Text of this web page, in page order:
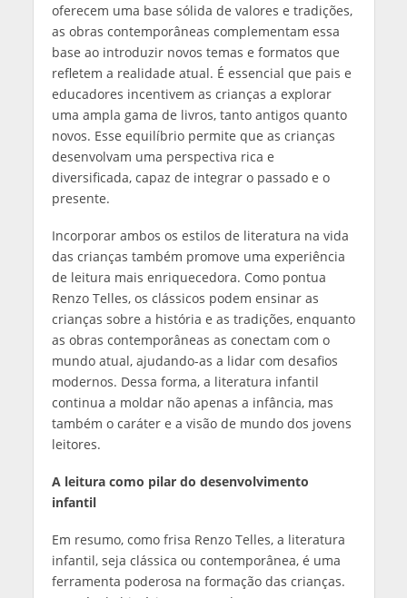
oferecem uma base sólida de valores e tradições,
as obras contemporâneas complementam essa
base ao introduzir novos temas e formatos que
refletem a realidade atual. É essencial que pais e
educadores incentivem as crianças a explorar
uma ampla gama de livros, tanto antigos quanto
novos. Esse equilíbrio permite que as crianças
desenvolvam uma perspectiva rica e
diversificada, capaz de integrar o passado e o
presente.
Incorporar ambos os estilos de literatura na vida
das crianças também promove uma experiência
de leitura mais enriquecedora. Como pontua
Renzo Telles, os clássicos podem ensinar as
crianças sobre a história e as tradições, enquanto
as obras contemporâneas as conectam com o
mundo atual, ajudando-as a lidar com desafios
modernos. Dessa forma, a literatura infantil
continua a moldar não apenas a infância, mas
também o caráter e a visão de mundo dos jovens
leitores.
A leitura como pilar do desenvolvimento
infantil
Em resumo, como frisa Renzo Telles, a literatura
infantil, seja clássica ou contemporânea, é uma
ferramenta poderosa na formação das crianças.